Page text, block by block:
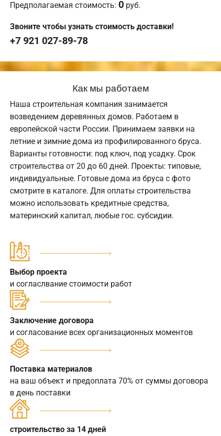
Предполагаемая стоимость: 0 руб.
Звоните чтобы узнать стоимость доставки!
+7 921 027-89-78
Как мы работаем
Наша строительная компания занимается
возведением деревянных домов. Работаем в
европейской части России. Принимаем заявки на
летние и зимние дома из профилированного бруса.
Варианты готовности: под ключ, под усадку. Срок
строительства от 20 до 60 дней. Проекты: типовые,
индивидуальные. Готовые дома из бруса с фото
смотрите в каталоге. Для оплаты строительства
можно использовать кредитные средства,
материнский капитал, любые гос. субсидии.
Выбор проекта
и согласлвание стоимости работ
Заключение договора
и согласование всех организационных моментов
Поставка материалов
на ваш объект и предоплата 70% от суммы договора
в день поставки
строительство за 14 дней